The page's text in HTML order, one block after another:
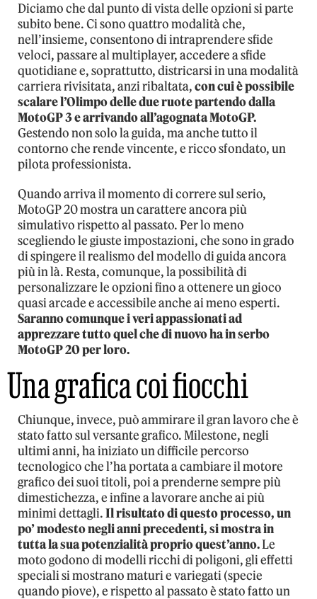
Diciamo che dal punto di vista delle opzioni si parte
subito bene. Ci sono quattro modalità che,
nell’insieme, consentono di intraprendere sfide
veloci, passare al multiplayer, accedere a sfide
quotidiane e, soprattutto, districarsi in una modalità
carriera rivisitata, anzi ribaltata,con cui è possibile
scalare l’Olimpo delle due ruote partendo dalla
MotoGP 3 e arrivando all’agognata MotoGP.
Gestendo non solo la guida, ma anche tutto il
contorno che rende vincente, e ricco sfondato, un
pilota professionista.
Quando arriva il momento di correre sul serio,
MotoGP 20 mostra un carattere ancora più
simulativo rispetto al passato. Per lo meno
scegliendo le giuste impostazioni, che sono in grado
di spingere il realismo del modello di guida ancora
più in là. Resta, comunque, la possibilità di
personalizzare le opzioni fino a ottenere un gioco
quasi arcade e accessibile anche ai meno esperti.
Saranno comunque i veri appassionati ad
apprezzare tutto quel che di nuovo ha in serbo
MotoGP 20 per loro.
Una grafica coi fiocchi
Chiunque, invece, può ammirare il gran lavoro che è
stato fatto sul versante grafico. Milestone, negli
ultimi anni, ha iniziato un difficile percorso
tecnologico che l’ha portata a cambiare il motore
grafico dei suoi titoli, poi a prenderne sempre più
dimestichezza, e infine a lavorare anche ai più
minimi dettagli.Il risultato di questo processo, un
po’ modesto negli anni precedenti, si mostra in
tutta la sua potenzialità proprio quest’anno.Le
moto godono di modelli ricchi di poligoni, gli effetti
speciali si mostrano maturi e variegati (specie
quando piove), e rispetto al passato è stato fatto un